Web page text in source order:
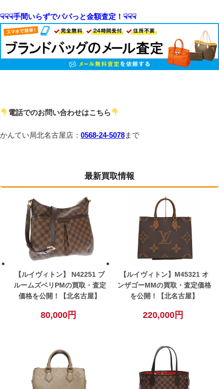
☟☟☟手間いらずでパパっと金額査定！☟☟☟
電話でのお問い合わせはこちら
かんてい局北名古屋店： 0568-24-5078まで
最新買取情報
【ルイヴィトン】 N42251 ブ
ルームズベリPMの買取・査定
価格を公開！【北名古屋】
80,000円
【ルイヴィトン】M45321 オ
ンザゴーMMの買取・査定価格
を公開！【北名古屋】
220,000円